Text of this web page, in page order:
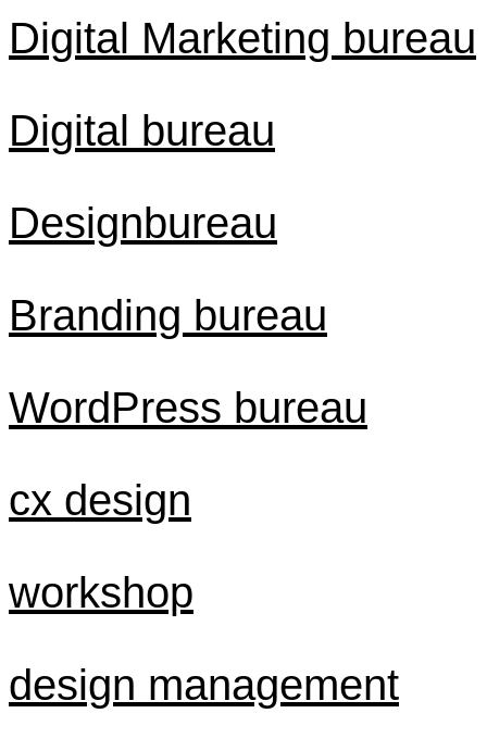
Digital Marketing bureau
Digital bureau
Designbureau
Branding bureau
WordPress bureau
cx design
workshop
design management